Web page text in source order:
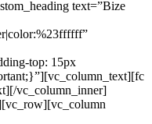
text=”Bize
top: 15px
vc_column_inner]